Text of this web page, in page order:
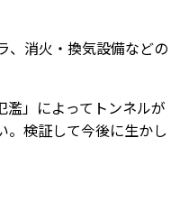
、消火・換気設備などの
」によってトンネルが
。検証して今後に生かし